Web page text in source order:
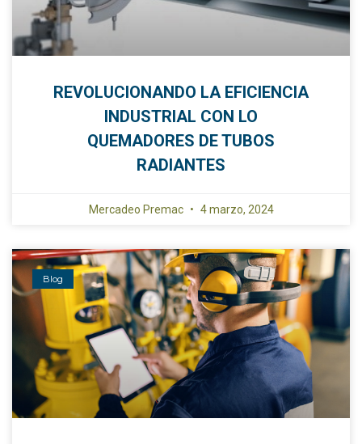
REVOLUCIONANDO LA EFICIENCIA
INDUSTRIAL CON LO
QUEMADORES DE TUBOS
RADIANTES
Mercadeo Premac 4 marzo, 2024
Blog